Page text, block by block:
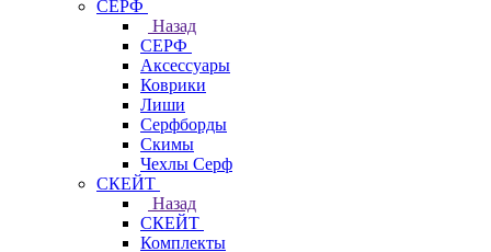
СЕРФ
Назад
СЕРФ
Аксессуары
Коврики
Лиши
Серфборды
Скимы
Чехлы Cерф
СКЕЙТ
Назад
СКЕЙТ
Комплекты